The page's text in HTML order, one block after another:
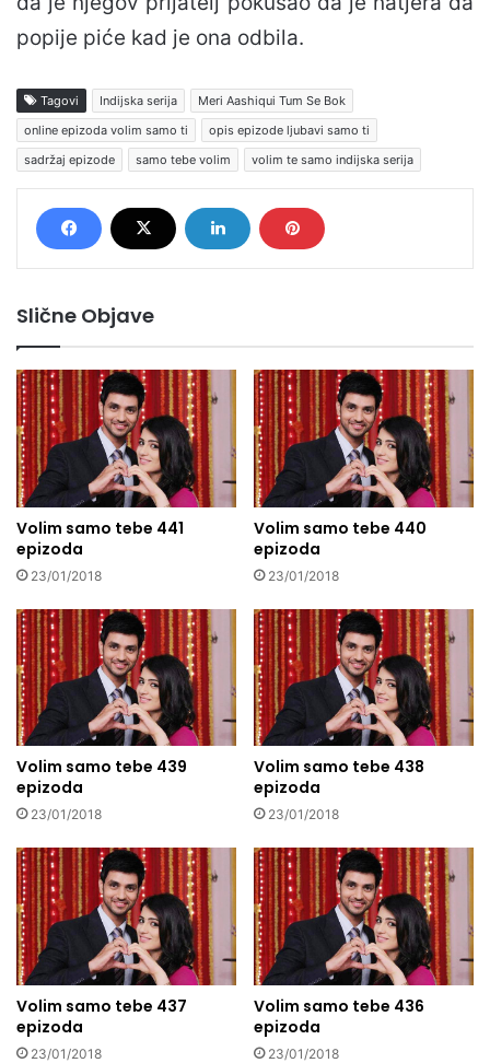
popije piće kad je ona odbila.
Tagovi Indijska serija
Meri Aashiqui Tum Se Bok
online epizoda volim samo ti
opis epizode ljubavi samo ti
sadržaj epizode
samo tebe volim volim te samo indijska serija
Slične Objave
Volim samo tebe 441
epizoda
23/01/2018
Volim samo tebe 440
epizoda
23/01/2018
Volim samo tebe 439
epizoda
23/01/2018
Volim samo tebe 438
epizoda
23/01/2018
Volim samo tebe 437
epizoda
23/01/2018
Volim samo tebe 436
epizoda
23/01/2018